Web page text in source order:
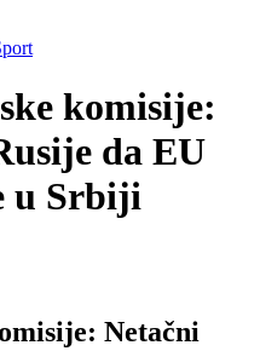
komisije:
da EU
u Srbiji
Netačni